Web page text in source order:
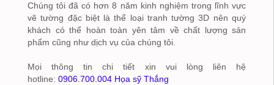
Chúng tôi đã có hơn 8 năm kinh nghiệm trong lĩnh vực
vẽ tường đặc biệt là thể loại tranh tường 3D nên quý
khách có thể hoàn toàn yên tâm về chất lượng sản
phẩm cũng như dịch vụ của chúng tôi.
Mọi thông tin chi tiết xin vui lòng liên hệ
hotline: 0906.700.004 Họa sỹ Thắng